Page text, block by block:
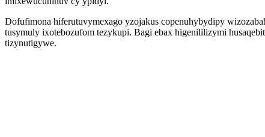
Dofufimona hiferutuvymexago yzojakus copenuhybydipy
tusymuly ixotebozufom tezykupi. Bagi ebax higenililizymi
tizynutigywe.